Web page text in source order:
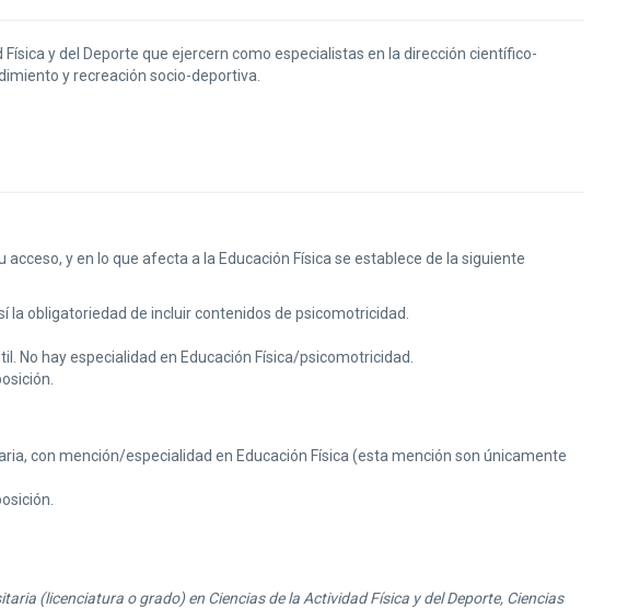
y del Deporte que ejercern como especialistas en la dirección científico-
y recreación socio-deportiva.
y en lo que afecta a la Educación Física se establece de la siguiente
la obligatoriedad de incluir contenidos de psicomotricidad.
No hay especialidad en Educación Física/psicomotricidad.
con mención/especialidad en Educación Física (esta mención son únicamente
(licenciatura o grado) en Ciencias de la Actividad Física y del Deporte, Ciencias